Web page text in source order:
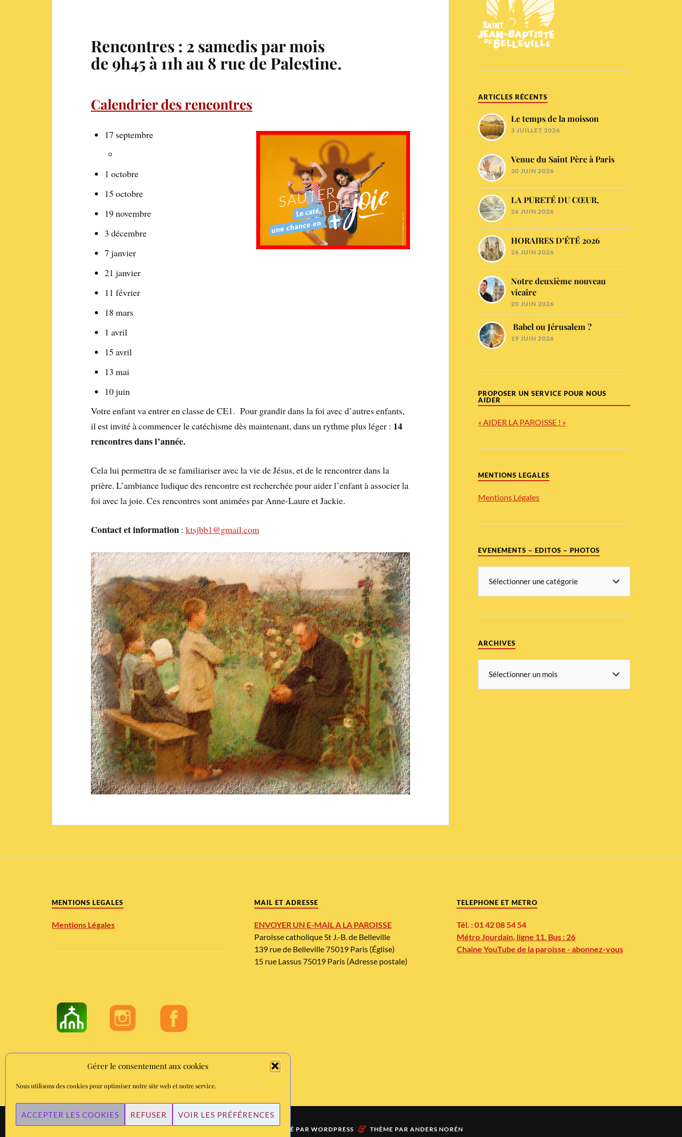
Gérer le consentement aux cookies
Nous utilisons des cookies pour optimiser notre site web et notre service.
ACCEPTER LES COOKIES REFUSER VOIR LES PRÉFÉRENCES
Rencontres : 2 samedis par mois
de 9h45 à 11h au 8 rue de Palestine.
Calendrier des rencontres
17 septembre
1 octobre
15 octobre
19 novembre
3 décembre
7 janvier
21 janvier
11 février
18 mars
1 avril
15 avril
13 mai
10 juin
Votre enfant va entrer en classe de CE1. Pour grandir dans la foi avec d’autres enfants,
il est invité à commencer le catéchisme dès maintenant, dans un rythme plus léger : 14
rencontres dans l’année.
Cela lui permettra de se familiariser avec la vie de Jésus, et de le rencontrer dans la
prière. L’ambiance ludique des rencontre est recherchée pour aider l’enfant à associer la
foi avec la joie. Ces rencontres sont animées par Anne-Laure et Jackie.
Contact et information :ktsjbb1@gmail.com
ARTICLES RÉCENTS
Le temps de la moisson
3 JUILLET 2026
Venue du Saint Père à Paris
30 JUIN 2026
LA PURETÉ DU CŒUR,
26 JUIN 2026
HORAIRES D’ÉTÉ 2026
26 JUIN 2026
Notre deuxième nouveau
vicaire
20 JUIN 2026
Babel ou Jérusalem ?
19 JUIN 2026
PROPOSER UN SERVICE POUR NOUS
AIDER
« AIDER LA PAROISSE ! »
MENTIONS LEGALES
Mentions Légales
EVENEMENTS – EDITOS – PHOTOS
ARCHIVES
MENTIONS LEGALES
Mentions Légales
MAIL ET ADRESSE
ENVOYER UN E-MAIL A LA PAROISSE
Paroisse catholique St J.-B. de Belleville
139 rue de Belleville 75019 Paris (Église)
15 rue Lassus 75019 Paris (Adresse postale)
TELEPHONE ET METRO
Tél. : 01 42 08 54 54
Métro Jourdain, ligne 11. Bus : 26
Chaine YouTube de la paroisse - abonnez-vous
FIÈREMENT PROPULSÉ PAR WORDPRESS & THÈME PAR ANDERS NORÉN